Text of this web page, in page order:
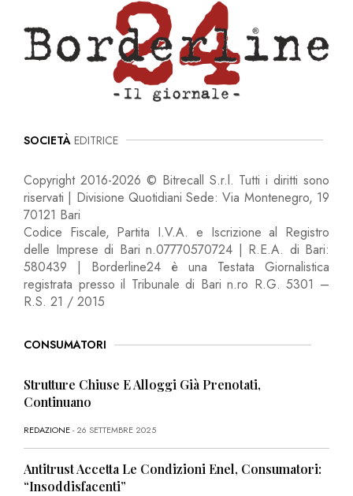
SOCIETÀ EDITRICE
Copyright 2016-2026 © Bitrecall S.r.l. Tutti i diritti sono
riservati | Divisione Quotidiani Sede: Via Montenegro, 19
70121 Bari
Codice Fiscale, Partita I.V.A. e Iscrizione al Registro
delle Imprese di Bari n.07770570724 | R.E.A. di Bari:
580439 | Borderline24 è una Testata Giornalistica
registrata presso il Tribunale di Bari n.ro R.G. 5301 –
R.S. 21 / 2015
CONSUMATORI
Strutture Chiuse E Alloggi Già Prenotati,
Continuano
REDAZIONE- 26 SETTEMBRE 2025
Antitrust Accetta Le Condizioni Enel, Consumatori:
“Insoddisfacenti”